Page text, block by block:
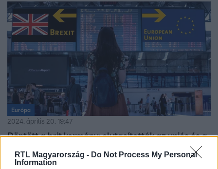
RTL Magyarország - Do Not Process My Personal
Information
Európa
2024. április 20. 19:47
Döntött a brit kormány: elutasították az uniós és a
megállapodást